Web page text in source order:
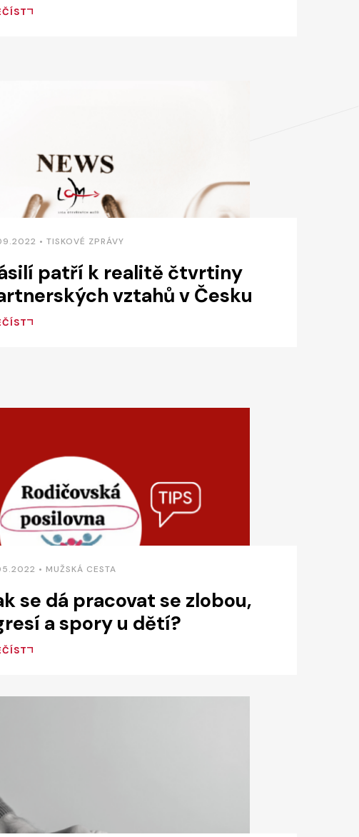
• TISKOVÉ ZPRÁVY
patří k realitě čtvrtiny
vztahů v Česku
• MUŽSKÁ CESTA
se dá pracovat se zlobou,
a spory u dětí?